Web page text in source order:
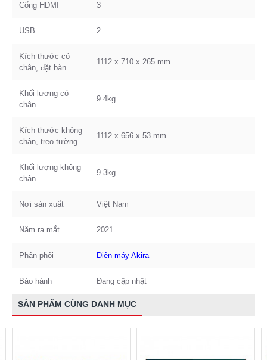
Cổng HDMI 3
USB 2
Kích thước có
chân, đặt bàn
1112 x 710 x 265 mm
Khối lượng có
chân
9.4kg
Kích thước không
chân, treo tường
1112 x 656 x 53 mm
Khối lượng không
chân
9.3kg
Nơi sản xuất Việt Nam
Năm ra mắt 2021
Phân phối Điện máy Akira
Bảo hành Đang cập nhật
SẢN PHẨM CÙNG DANH MỤC